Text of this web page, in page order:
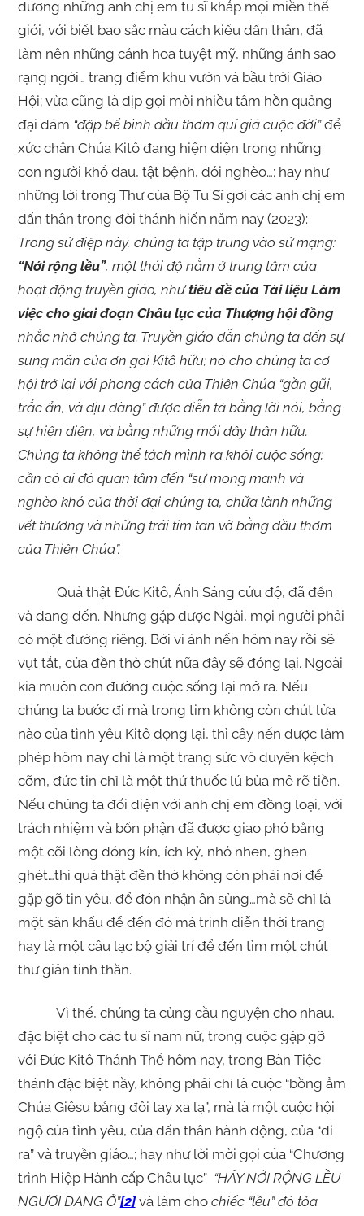
dương những anh chị em tu sĩ khắp mọi miền thế
giới, với biết bao sắc màu cách kiểu dấn thân, đã
làm nên những cánh hoa tuyệt mỹ, những ánh sao
rạng ngời… trang điểm khu vườn và bầu trời Giáo
Hội; vừa cũng là dịp gọi mời nhiều tâm hồn quảng
đại dám “đập bể bình dầu thơm quí giá cuộc đời”để
xức chân Chúa Kitô đang hiện diện trong những
con người khổ đau, tật bệnh, đói nghèo…; hay như
những lời trong Thư của Bộ Tu Sĩ gởi các anh chị em
dấn thân trong đời thánh hiến năm nay (2023):
Trong sứ điệp này, chúng ta tập trung vào sứ mạng:
“Nới rộng lều”, một thái độ nằm ở trung tâm của
hoạt động truyền giáo, nhưtiêu đề của Tài liệu Làm
việc cho giai đoạn Châu lục của Thượng hội đồng
nhắc nhở chúng ta. Truyền giáo dẫn chúng ta đến sự
sung mãn của ơn gọi Kitô hữu; nó cho chúng ta cơ
hội trở lại với phong cách của Thiên Chúa “gần gũi,
trắc ẩn, và dịu dàng” được diễn tả bằng lời nói, bằng
sự hiện diện, và bằng những mối dây thân hữu.
Chúng ta không thể tách mình ra khỏi cuộc sống;
cần có ai đó quan tâm đến “sự mong manh và
nghèo khó của thời đại chúng ta, chữa lành những
vết thương và những trái tim tan vỡ bằng dầu thơm
của Thiên Chúa”.
Quả thật Đức Kitô, Ánh Sáng cứu độ, đã đến
và đang đến. Nhưng gặp được Ngài, mọi người phải
có một đường riêng. Bởi vì ánh nến hôm nay rồi sẽ
vụt tắt, cửa đền thờ chút nữa đây sẽ đóng lại. Ngoài
kia muôn con đường cuộc sống lại mở ra. Nếu
chúng ta bước đi mà trong tim không còn chút lửa
nào của tình yêu Kitô đọng lại, thì cây nến được làm
phép hôm nay chỉ là một trang sức vô duyên kệch
cỡm, đức tin chỉ là một thứ thuốc lú bùa mê rẽ tiền.
Nếu chúng ta đối diện với anh chị em đồng loại, với
trách nhiệm và bổn phận đã được giao phó bằng
một cõi lòng đóng kín, ích kỷ, nhỏ nhen, ghen
ghét…thì quả thật đền thờ không còn phải nơi để
gặp gỡ tin yêu, để đón nhận ân sủng…mà sẽ chỉ là
một sân khấu để đến đó mà trình diễn thời trang
hay là một câu lạc bộ giải trí để đến tìm một chút
thư giản tinh thần.
Vì thế, chúng ta cùng cầu nguyện cho nhau,
đặc biệt cho các tu sĩ nam nữ, trong cuộc gặp gỡ
với Đức Kitô Thánh Thể hôm nay, trong Bàn Tiệc
thánh đặc biệt nầy, không phải chỉ là cuộc “bồng ẳm
Chúa Giêsu bằng đôi tay xa lạ”, mà là một cuộc hội
ngộ của tình yêu, của dấn thân hành động, của “đi
ra” và truyền giáo…; hay như lời mời gọi của “Chương
trình Hiệp Hành cấp Châu lục” “HÃY NỚI RỘNG LỀU
NGƯƠI ĐANG Ở”[2]và làm cho chiếc “lều” đó tỏa